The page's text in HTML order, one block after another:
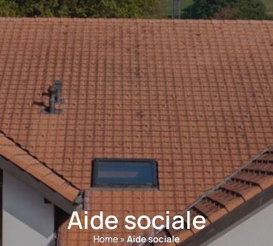
Aide sociale
Home»Aide sociale